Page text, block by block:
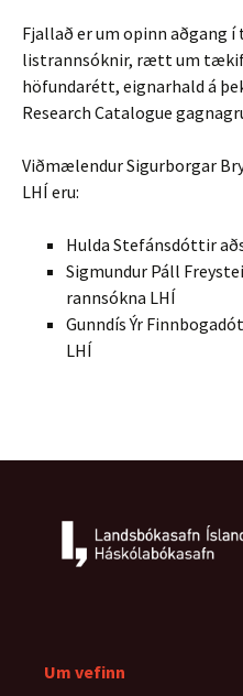
LINK
EMBED
Fjallað er um opinn aðgang
listrannsóknir, rætt um
höfundarétt, eignarhald á
Research Catalogue
Viðmælendur Sigurborgar
LHÍ eru:
Hulda Stefánsdóttir
Sigmundur Páll
rannsókna LHÍ
Gunndís Ýr
LHÍ
Um vefinn